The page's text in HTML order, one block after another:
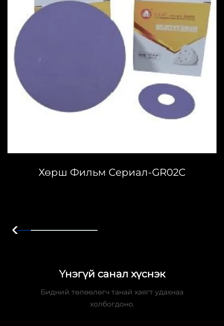
Хөрш Фильм Сериал-GR02C
Үнэгүй санал хүснэк
Бидний төлөөлөгч танай хаягт удахнаа
холбогдоно.